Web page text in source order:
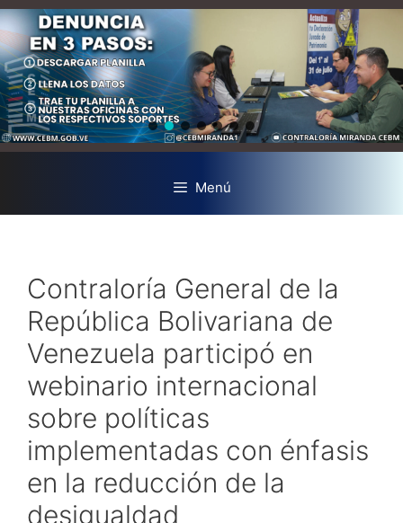
Menú
Contraloría General de la
República Bolivariana de
Venezuela participó en
webinario internacional
sobre políticas
implementadas con énfasis
en la reducción de la
desigualdad